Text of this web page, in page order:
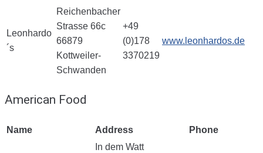
Leonhardo
´s
Reichenbacher
Strasse 66c
66879
Kottweiler-
Schwanden
+49
(0)178
3370219
www.leonhardos.de
American Food
Name Address Phone
In dem Watt